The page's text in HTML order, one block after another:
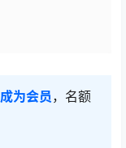
成为会员 ，名额